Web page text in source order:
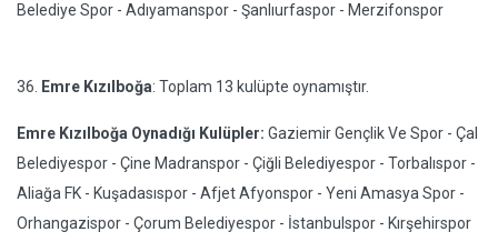
Belediye Spor - Adıyamanspor - Şanlıurfaspor - Merzifonspor
36. Emre Kızılboğa: Toplam 13 kulüpte oynamıştır.
Emre Kızılboğa Oynadığı Kulüpler: Gaziemir Gençlik Ve Spor - Çal
Belediyespor - Çine Madranspor - Çiğli Belediyespor - Torbalıspor -
Aliağa FK - Kuşadasıspor - Afjet Afyonspor - Yeni Amasya Spor -
Orhangazispor - Çorum Belediyespor - İstanbulspor - Kırşehirspor